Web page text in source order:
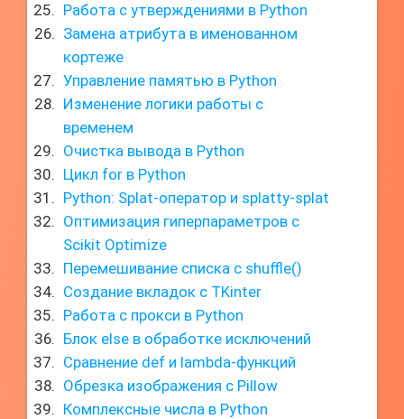
Работа с утверждениями в Python
Замена атрибута в именованном
кортеже
Управление памятью в Python
Изменение логики работы с
временем
Очистка вывода в Python
Цикл for в Python
Python: Splat-оператор и splatty-splat
Оптимизация гиперпараметров с
Scikit Optimize
Перемешивание списка с shuffle()
Создание вкладок с TKinter
Работа с прокси в Python
Блок else в обработке исключений
Сравнение def и lambda-функций
Обрезка изображения с Pillow
Комплексные числа в Python